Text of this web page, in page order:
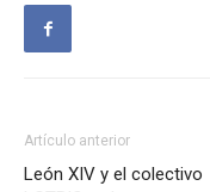
Artículo anterior
León XIV y el colectivo